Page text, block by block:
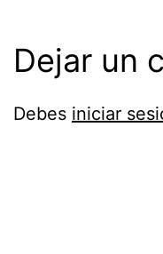
Dejar un
Debes iniciar